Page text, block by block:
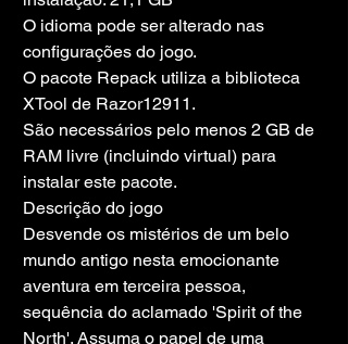
O idioma pode ser alterado nas
configurações do jogo.
O pacote Repack utiliza a biblioteca
XTool de Razor12911.
São necessários pelo menos 2 GB de
RAM livre (incluindo virtual) para
instalar este pacote.
Descrição do jogo
Desvende os mistérios de um belo
mundo antigo nesta emocionante
aventura em terceira pessoa,
sequência do aclamado 'Spirit of the
North'. Assuma o papel de uma